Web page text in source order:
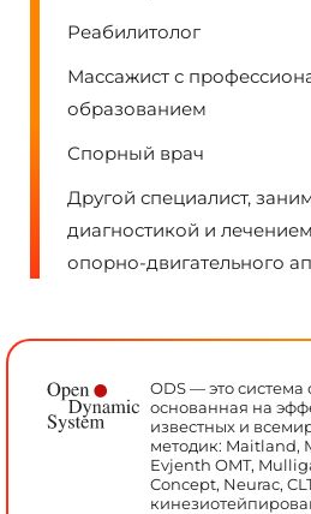
Реабилитолог
Массажист с
образованием
Спорный врач
Другой специалист,
диагностикой и
опорно-двигательного
ODS — это система
основанная на
известных и
методик: Maitland,
Evjenth OMT,
Concept, Neurac,